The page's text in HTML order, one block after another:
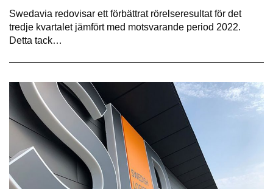
Swedavia redovisar ett förbättrat rörelseresultat för det
tredje kvartalet jämfört med motsvarande period 2022.
Detta tack…